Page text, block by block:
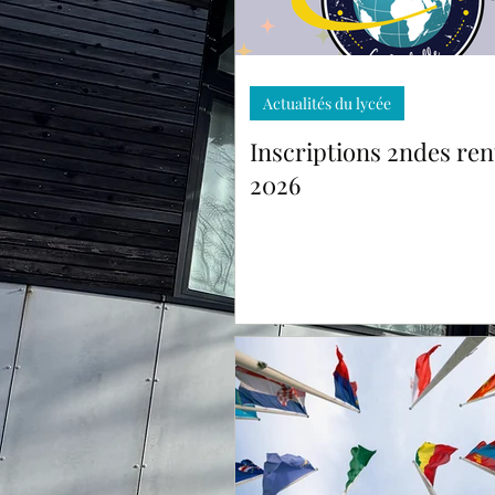
Inscriptions 2ndes rentrée
2026
Inscriptions 2ndes
2026
Actualités du lycée